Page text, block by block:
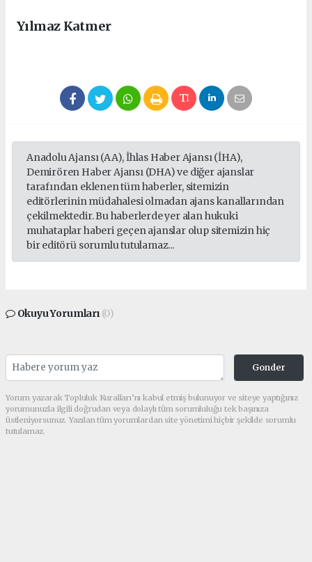
Yılmaz Katmer
Anadolu Ajansı (AA), İhlas Haber Ajansı (İHA),
Demirören Haber Ajansı (DHA) ve diğer ajanslar
tarafından eklenen tüm haberler, sitemizin
editörlerinin müdahalesi olmadan ajans kanallarından
çekilmektedir. Bu haberlerde yer alan hukuki
muhataplar haberi geçen ajanslar olup sitemizin hiç
bir editörü sorumlu tutulamaz...
Okuyu Yorumları (0)
Gonder
Yorum yazarak Topluluk Kuralları’nı kabul etmiş bulunuyor ve siteye yaptığınız
yorumunuzla ilgili doğrudan veya dolaylı tüm sorumluluğu tek başınıza
üstleniyorsunuz. Yazılan tüm yorumlardan site yönetimi hiçbir şekilde sorumlu
tutulamaz.